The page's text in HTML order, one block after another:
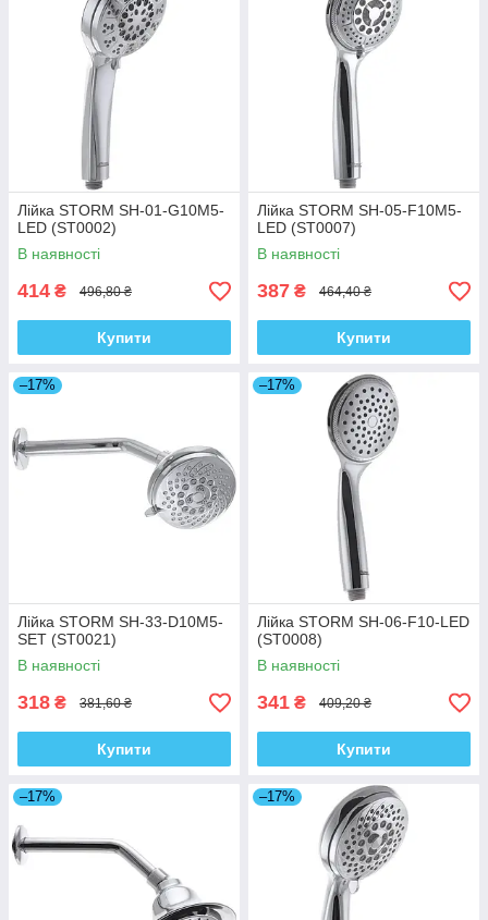
Лійка STORM SH-01-G10M5-
LED (ST0002)
В наявності
414 ₴ 496,80 ₴
Купити
Лійка STORM SH-05-F10M5-
LED (ST0007)
В наявності
387 ₴ 464,40 ₴
Купити
–17%
Лійка STORM SH-33-D10M5-
SET (ST0021)
В наявності
318 ₴ 381,60 ₴
Купити
–17%
Лійка STORM SH-06-F10-LED
(ST0008)
В наявності
341 ₴ 409,20 ₴
Купити
–17% –17%